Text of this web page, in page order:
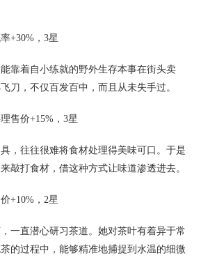
+30%，3星
靠着自小练就的野外生存本事在街头卖
刀，不仅百发百中，而且从未失手过。
售价+15%，3星
，往往很难将食材处理得美味可口。于是
敲打食材，借这种方式让味道渗透进去。
+10%，2星
一直潜心研习茶道。她对茶叶有着异于常
的过程中，能够精准地捕捉到水温的细微